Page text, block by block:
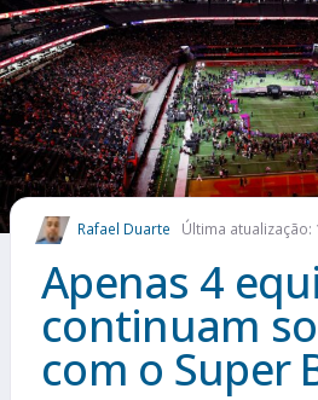
CONMEBOL
FUTEBOL NACIONAL
FUTEBOL
COMO APOSTAR
MAIS ESPORTES
Rafael Duarte Última atualização:
Apenas 4
continuam
com o Super